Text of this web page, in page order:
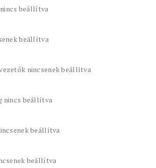
beállítva
beállítva
nincsenek beállítva
nincs beállítva
beállítva
beállítva